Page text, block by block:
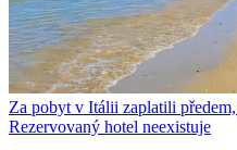
Za pobyt v Itálii zaplatili
Rezervovaný hotel neexistuje